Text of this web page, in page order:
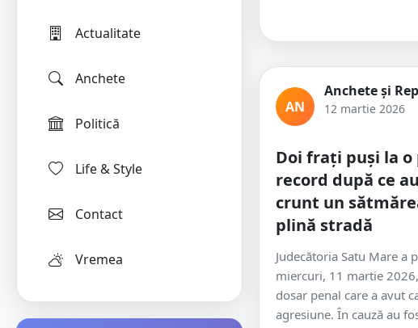
Actualitate
Anchete
Politică
Life & Style
Contact
Vremea
AN
Anchete și
12 martie 2026
Doi frați puși la o
record după ce
crunt un
plină stradă
Judecătoria Satu Mare a
miercuri, 11 martie
dosar penal care a avut
agresiune. În cauză au